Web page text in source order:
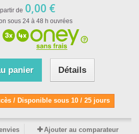
de 0,00 €
sous 24 à 48 h ouvrées
panier Détails
/ Disponible sous 10 / 25 jours
Ajouter au comparateur